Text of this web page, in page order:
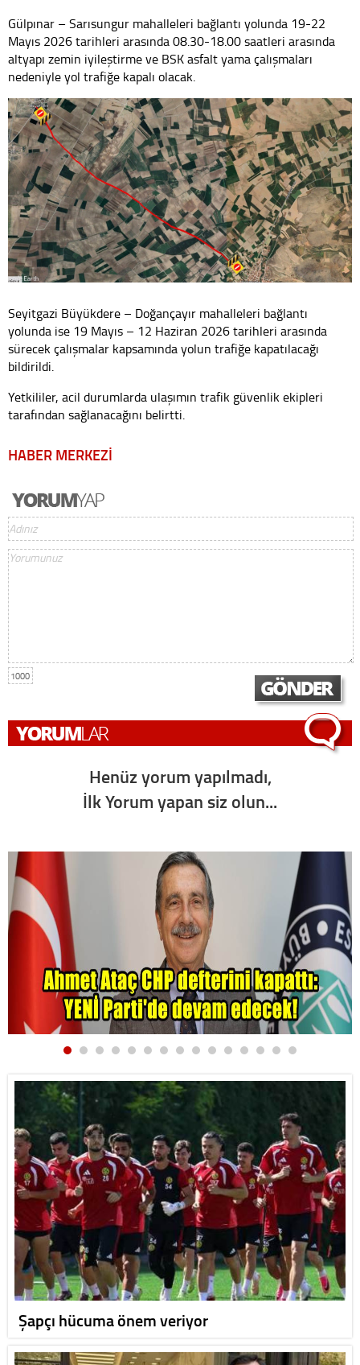
Gülpınar – Sarısungur mahalleleri bağlantı yolunda 19-22
Mayıs 2026 tarihleri arasında 08.30-18.00 saatleri arasında
altyapı zemin iyileştirme ve BSK asfalt yama çalışmaları
nedeniyle yol trafiğe kapalı olacak.
Seyitgazi Büyükdere – Doğançayır mahalleleri bağlantı
yolunda ise 19 Mayıs – 12 Haziran 2026 tarihleri arasında
sürecek çalışmalar kapsamında yolun trafiğe kapatılacağı
bildirildi.
Yetkililer, acil durumlarda ulaşımın trafik güvenlik ekipleri
tarafından sağlanacağını belirtti.
HABER MERKEZİ
1000
Henüz yorum yapılmadı,
İlk Yorum yapan siz olun...
Şapçı hücuma önem veriyor